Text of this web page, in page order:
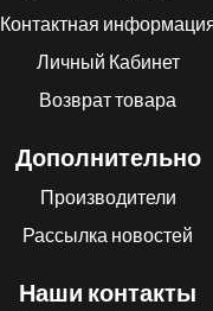
Контактная
Личный Кабинет
Возврат товара
Дополнительно
Производители
Рассылка новостей
Наши контакты